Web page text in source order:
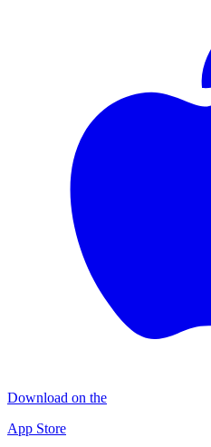
Download on the
App Store